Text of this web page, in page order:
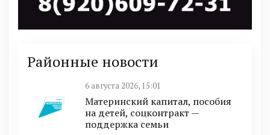
Районные новости
6 августа 2026, 15:01
Материнский капитал, пособия
на детей, соцконтракт —
поддержка семьи